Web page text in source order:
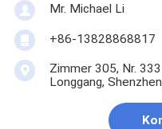
Mr. Michael Li
+86-13828868817
Zimmer 305, Nr.
Longgang,